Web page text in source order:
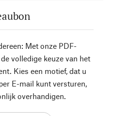
Met onze PDF-
volledige keuze van het
Kies een motief, dat u
E-mail kunt versturen,
overhandigen.